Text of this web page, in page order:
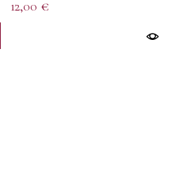
12,00 €